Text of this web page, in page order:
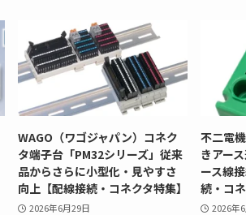
WAGO（ワゴジャパン）コネク
タ端子台「PM32シリーズ」従来
品からさらに小型化・見やすさ
向上【配線接続・コネクタ特集】
2026年6月29日
不二電
きアー
ース線
続・コネ
2026年